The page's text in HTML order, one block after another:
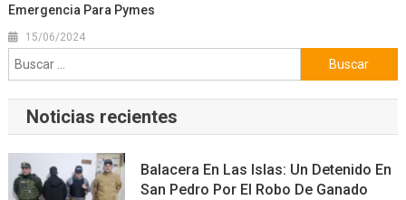
Emergencia Para Pymes
15/06/2024
Buscar:
Noticias recientes
Balacera En Las Islas: Un Detenido En
San Pedro Por El Robo De Ganado